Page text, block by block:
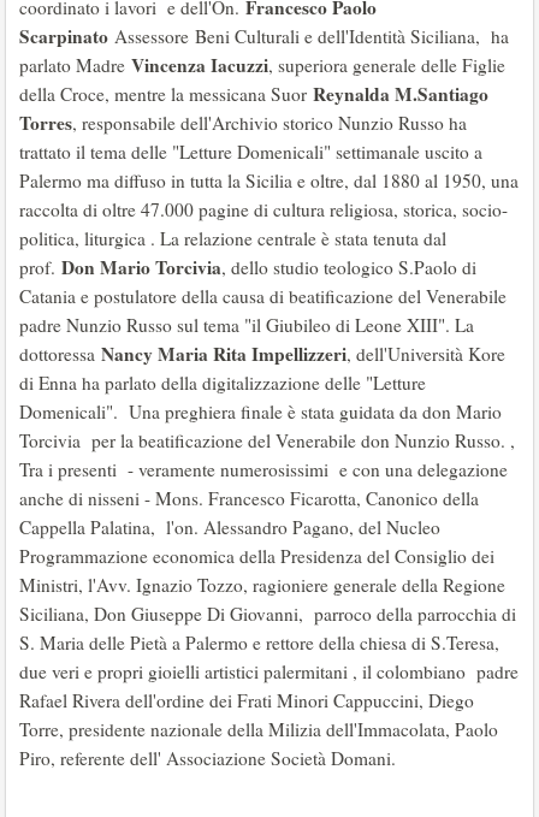
coordinato i lavori e dell'On. Francesco Paolo
Scarpinato Assessore Beni Culturali e dell'Identità Siciliana, ha
parlato Madre Vincenza Iacuzzi, superiora generale delle Figlie
della Croce, mentre la messicana Suor Reynalda M.Santiago
Torres, responsabile dell'Archivio storico Nunzio Russo ha
trattato il tema delle "Letture Domenicali" settimanale uscito a
Palermo ma diffuso in tutta la Sicilia e oltre, dal 1880 al 1950, una
raccolta di oltre 47.000 pagine di cultura religiosa, storica, socio-
politica, liturgica . La relazione centrale è stata tenuta dal
prof. Don Mario Torcivia, dello studio teologico S.Paolo di
Catania e postulatore della causa di beatificazione del Venerabile
padre Nunzio Russo sul tema "il Giubileo di Leone XIII". La
dottoressa Nancy Maria Rita Impellizzeri, dell'Università Kore
di Enna ha parlato della digitalizzazione delle "Letture
Domenicali". Una preghiera finale è stata guidata da don Mario
Torcivia per la beatificazione del Venerabile don Nunzio Russo. ,
Tra i presenti - veramente numerosissimi e con una delegazione
anche di nisseni - Mons. Francesco Ficarotta, Canonico della
Cappella Palatina, l'on. Alessandro Pagano, del Nucleo
Programmazione economica della Presidenza del Consiglio dei
Ministri, l'Avv. Ignazio Tozzo, ragioniere generale della Regione
Siciliana, Don Giuseppe Di Giovanni, parroco della parrocchia di
S. Maria delle Pietà a Palermo e rettore della chiesa di S.Teresa,
due veri e propri gioielli artistici palermitani , il colombiano padre
Rafael Rivera dell'ordine dei Frati Minori Cappuccini, Diego
Torre, presidente nazionale della Milizia dell'Immacolata, Paolo
Piro, referente dell' Associazione Società Domani.